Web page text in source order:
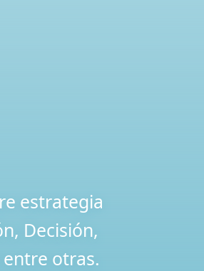
estrategia
Decisión,
otras.